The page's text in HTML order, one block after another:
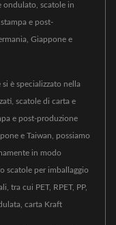
ondulato, scatole in
e post-
Giappone e
è specializzato nella
scatole di carta e
e post-produzione
e Taiwan, possiamo
in modo
scatole per imballaggio
tra cui PET, RPET, PP,
carta Kraft